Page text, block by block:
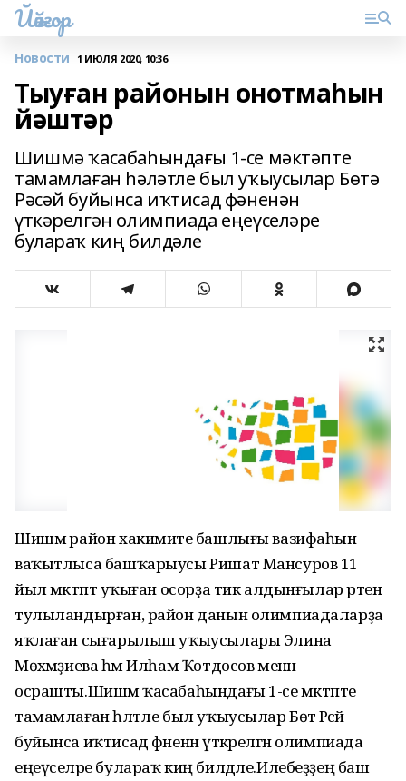
Йәйғор
Новости 1 ИЮЛЯ 2020, 10:36
Тыуған районын онотмаһын
йәштәр
Шишмә ҡасабаһындағы 1-се мәктәпте
тамамлаған һәләтле был уҡыусылар Бөтә
Рәсәй буйынса иҡтисад фәненән
үткәрелгән олимпиада еңеүселәре
булараҡ киң билдәле
Шишмә район хакимиәте башлығы вазифаһын
ваҡытлыса башҡарыусы Ришат Мансуров 11
йыл мәктәптә уҡыған осорҙа тик алдынғылар рәтен
тулыландырған, район данын олимпиадаларҙа
яҡлаған сығарылыш уҡыусылары Элина
Мөхәмәҙиева һәм Илһам Ҡотдосов менән
осрашты.Шишмә ҡасабаһындағы 1-се мәктәпте
тамамлаған һәләтле был уҡыусылар Бөтә Рәсәй
буйынса иҡтисад фәненән үткәрелгән олимпиада
еңеүселәре булараҡ киң билдәле.Илебеҙҙең баш